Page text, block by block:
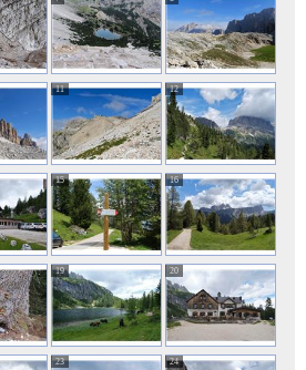
11 12
15 16
19 20
23 24